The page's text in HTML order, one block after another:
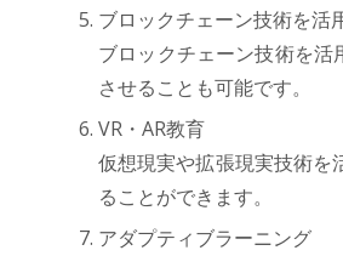
ブロックチェーン技術を活
ブロックチェーン技術を
させることも可能です。
VR・AR教育
仮想現実や拡張現実技術を
ることができます。
アダプティブラーニング